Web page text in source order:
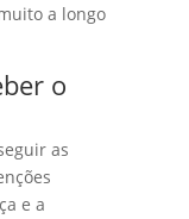
a longo
o
as
e a